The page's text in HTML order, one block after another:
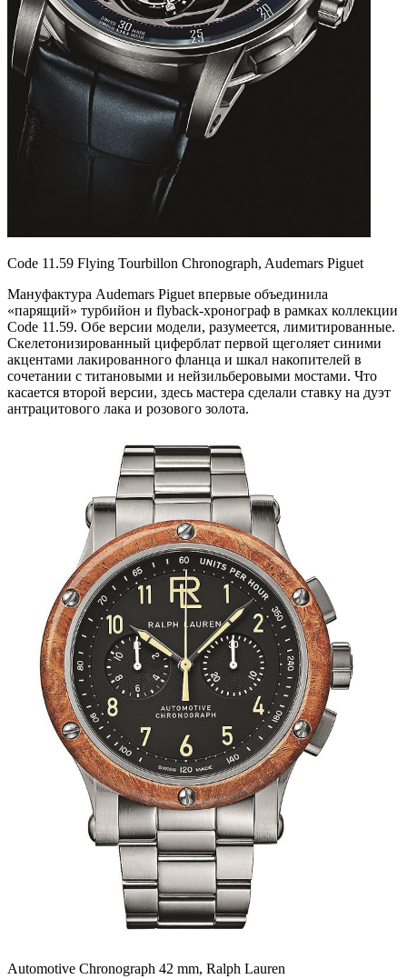
Code 11.59 Flying Tourbillon Chronograph, Audemars Piguet
Мануфактура Audemars Piguet впервые объединила
«парящий» турбийон и flyback-хронограф в рамках коллекции
Code 11.59. Обе версии модели, разумеется, лимитированные.
Скелетонизированный циферблат первой щеголяет синими
акцентами лакированного фланца и шкал накопителей в
сочетании с титановыми и нейзильберовыми мостами. Что
касается второй версии, здесь мастера сделали ставку на дуэт
антрацитового лака и розового золота.
Automotive Chronograph 42 mm, Ralph Lauren